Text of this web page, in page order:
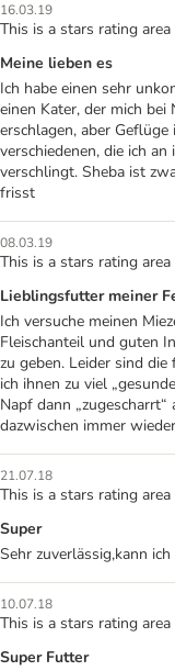
16.03.19
This is a stars rating
Meine lieben es
Ich habe einen sehr
einen Kater, der mich
erschlagen, aber
verschiedenen, die ich
verschlingt. Sheba ist
frisst
08.03.19
This is a stars rating
Lieblingsfutter meiner
Ich versuche meinen
Fleischanteil und guten
zu geben. Leider sind
ich ihnen zu viel
Napf dann
dazwischen immer
21.07.18
This is a stars rating
Super
Sehr zuverlässig,kann
10.07.18
This is a stars rating
Super Futter